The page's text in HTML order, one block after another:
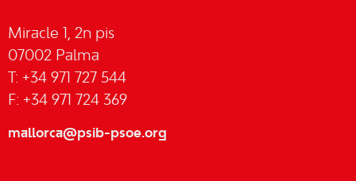
Miracle 1, 2n pis
07002 Palma
T: +34 971 727 544
F: +34 971 724 369
mallorca@psib-psoe.org